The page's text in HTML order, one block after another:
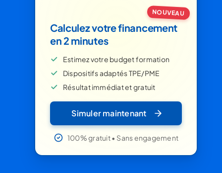
NOUVEAU
Calculez votre financement
en 2 minutes
Estimez votre budget formation
Dispositifs adaptés TPE/PME
Résultat immédiat et gratuit
Simuler maintenant
100% gratuit • Sans engagement